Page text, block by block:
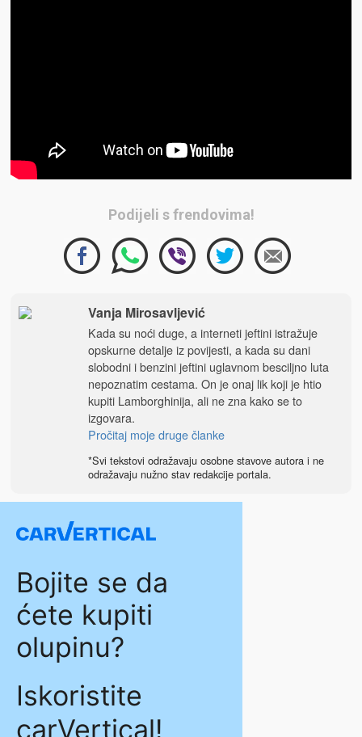
Podijeli s frendovima!
Vanja Mirosavljević
Kada su noći duge, a interneti jeftini istražuje
opskurne detalje iz povijesti, a kada su dani
slobodni i benzini jeftini uglavnom besciljno luta
nepoznatim cestama. On je onaj lik koji je htio
kupiti Lamborghinija, ali ne zna kako se to
izgovara.
Pročitaj moje druge članke
*Svi tekstovi odražavaju osobne stavove autora i ne
odražavaju nužno stav redakcije portala.